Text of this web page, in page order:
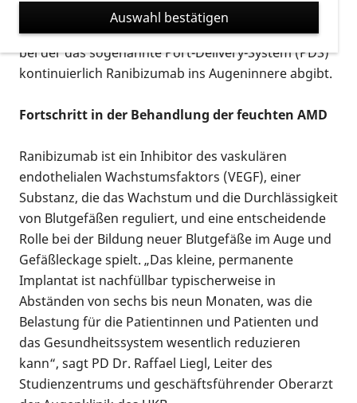
Belastung für die Patientinnen und Patienten. Die
Augenklinik des UKB nimmt nun an einer Studie teil,
bei der das sogenannte Port-Delivery-System (PDS)
kontinuierlich Ranibizumab ins Augeninnere abgibt.
Fortschritt in der Behandlung der feuchten AMD
Ranibizumab ist ein Inhibitor des vaskulären
endothelialen Wachstumsfaktors (VEGF), einer
Substanz, die das Wachstum und die Durchlässigkeit
von Blutgefäßen reguliert, und eine entscheidende
Rolle bei der Bildung neuer Blutgefäße im Auge und
Gefäßleckage spielt. „Das kleine, permanente
Implantat ist nachfüllbar typischerweise in
Abständen von sechs bis neun Monaten, was die
Belastung für die Patientinnen und Patienten und
das Gesundheitssystem wesentlich reduzieren
kann“, sagt PD Dr. Raffael Liegl, Leiter des
Studienzentrums und geschäftsführender Oberarzt
Auswahl bestätigen